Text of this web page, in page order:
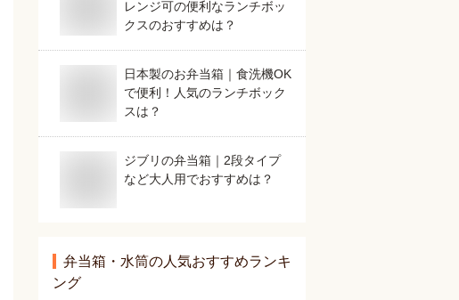
レンジ可の便利なランチボッ
クスのおすすめは？
日本製のお弁当箱｜食洗機OK
で便利！人気のランチボック
スは？
ジブリの弁当箱｜2段タイプ
など大人用でおすすめは？
弁当箱・水筒の人気おすすめランキ
ング